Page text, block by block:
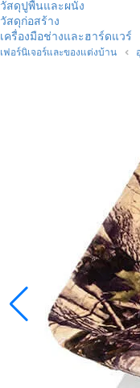
วัสดุปูพื้นและผนัง
วัสดุก่อสร้าง
เครื่องมือช่างและฮาร์ดแวร์
เฟอร์นิเจอร์และของแต่งบ้าน